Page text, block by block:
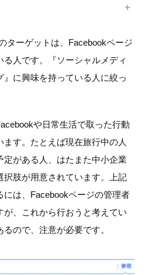
ターゲットは、Facebookページ
人です。『ソーシャルメディ
』に興味を持っている人に絞っ
や日常生活で取った行動
ます。たとえば現在旅行中の人
定がある人、はたまた中小企業
択肢が用意されています。上記
には、Facebookページの管理者
が、これから行おうと考えてい
ので、注意が必要です。